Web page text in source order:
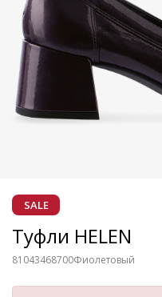
SALE
Туфли HELEN
81043468700Фиолетовый